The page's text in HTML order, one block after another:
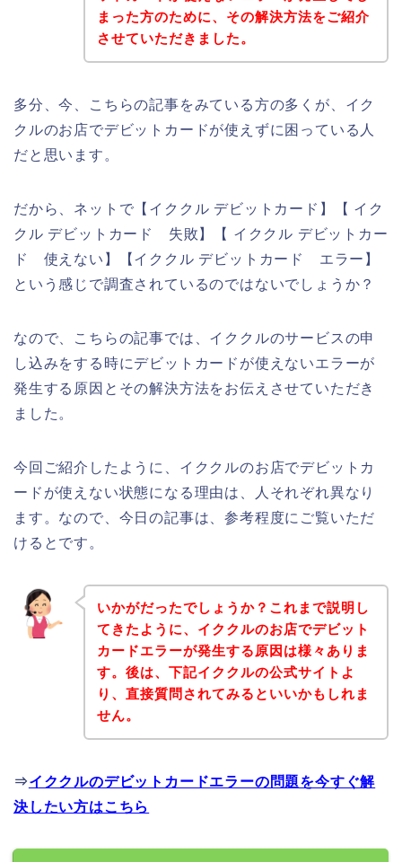
まった方のために、その解決方法をご紹介
させていただきました。
多分、今、こちらの記事をみている方の多くが、イク
クルのお店でデビットカードが使えずに困っている人
だと思います。
だから、ネットで【イククル デビットカード】【 イク
クル デビットカード 失敗】【 イククル デビットカー
ド 使えない】【イククル デビットカード エラー】
という感じで調査されているのではないでしょうか？
なので、こちらの記事では、イククルのサービスの申
し込みをする時にデビットカードが使えないエラーが
発生する原因とその解決方法をお伝えさせていただき
ました。
今回ご紹介したように、イククルのお店でデビットカ
ードが使えない状態になる理由は、人それぞれ異なり
ます。なので、今日の記事は、参考程度にご覧いただ
けるとです。
いかがだったでしょうか？これまで説明し
てきたように、イククルのお店でデビット
カードエラーが発生する原因は様々ありま
す。後は、下記イククルの公式サイトよ
り、直接質問されてみるといいかもしれま
せん。
⇒イククルのデビットカードエラーの問題を今すぐ解
決したい方はこちら